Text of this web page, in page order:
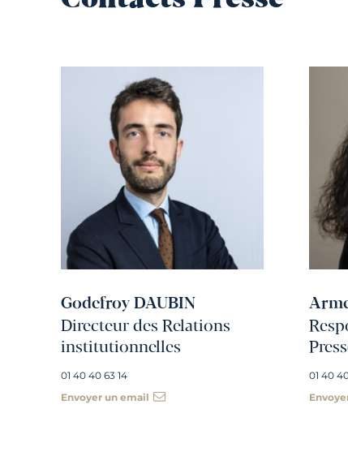
Godefroy DAUBIN
Directeur des Relations
institutionnelles
01 40 40 63 14
Envoyer un email
01 40